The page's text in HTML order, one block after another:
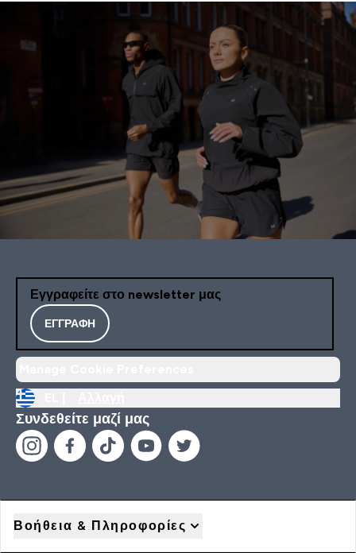
Εγγραφείτε στο newsletter μας
ΕΓΓΡΑΦΉ
Συνδεθείτε μαζί μας
Βοήθεια & Πληροφορίες